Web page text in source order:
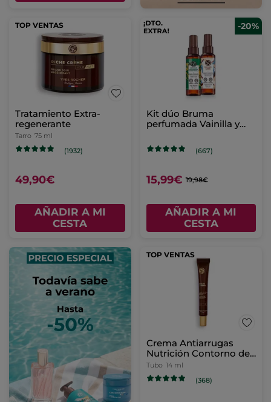
TOP VENTAS
Tratamiento Extra-
regenerante
Tarro 75 ml
(1932)
49,90€
AÑADIR A MI
CESTA
-20%
Kit dúo Bruma
perfumada Vainilla y
(667)
15,99€ 19,98€
AÑADIR A MI
CESTA
TOP VENTAS
Crema Antiarrugas
Nutrición Contorno de
Ojos
Tubo 14 ml
(368)